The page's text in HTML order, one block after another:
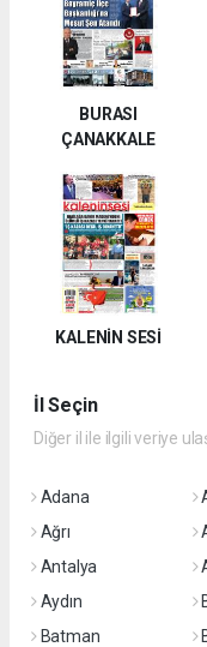
BURASI
ÇANAKKALE
KALENİN SESİ
İl Seçin
Diğer il ile ilgili veriye
Adana
Ağrı
Antalya
Aydın
Batman